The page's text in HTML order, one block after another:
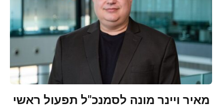
מאיר ויינר מונה לסמנכ"ל תפעול ראשי